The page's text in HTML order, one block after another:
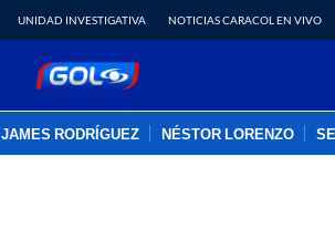
UNIDAD INVESTIGATIVA NOTICIAS CARACOL EN VIVO
JAMES RODRÍGUEZ NÉSTOR LORENZO